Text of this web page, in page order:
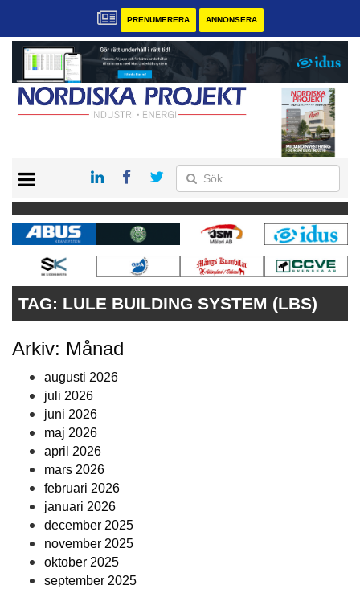
PRENUMERERA ANNONSERA
KONTAKT
VÅRA ANDRA MAGASIN
PRENUMERERA
ANNONSERA
TAG: LULE BUILDING SYSTEM (LBS)
Arkiv: Månad
augusti 2026
juli 2026
juni 2026
maj 2026
april 2026
mars 2026
februari 2026
januari 2026
december 2025
november 2025
oktober 2025
september 2025